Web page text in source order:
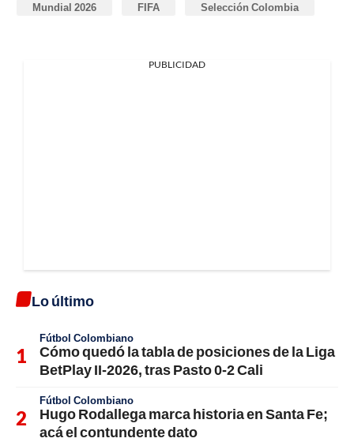
Mundial 2026 FIFA Selección Colombia
PUBLICIDAD
Lo último
Fútbol Colombiano
Cómo quedó la tabla de posiciones de la Liga
BetPlay II-2026, tras Pasto 0-2 Cali
Fútbol Colombiano
Hugo Rodallega marca historia en Santa Fe;
acá el contundente dato